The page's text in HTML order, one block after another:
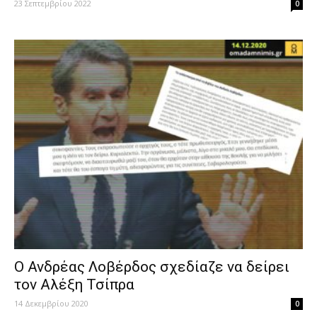
23 Σεπτεμβρίου 2022 0
Ο Ανδρέας Λοβέρδος σχεδίαζε να δείρει
τον Αλέξη Τσίπρα
14 Δεκεμβρίου 2020 0